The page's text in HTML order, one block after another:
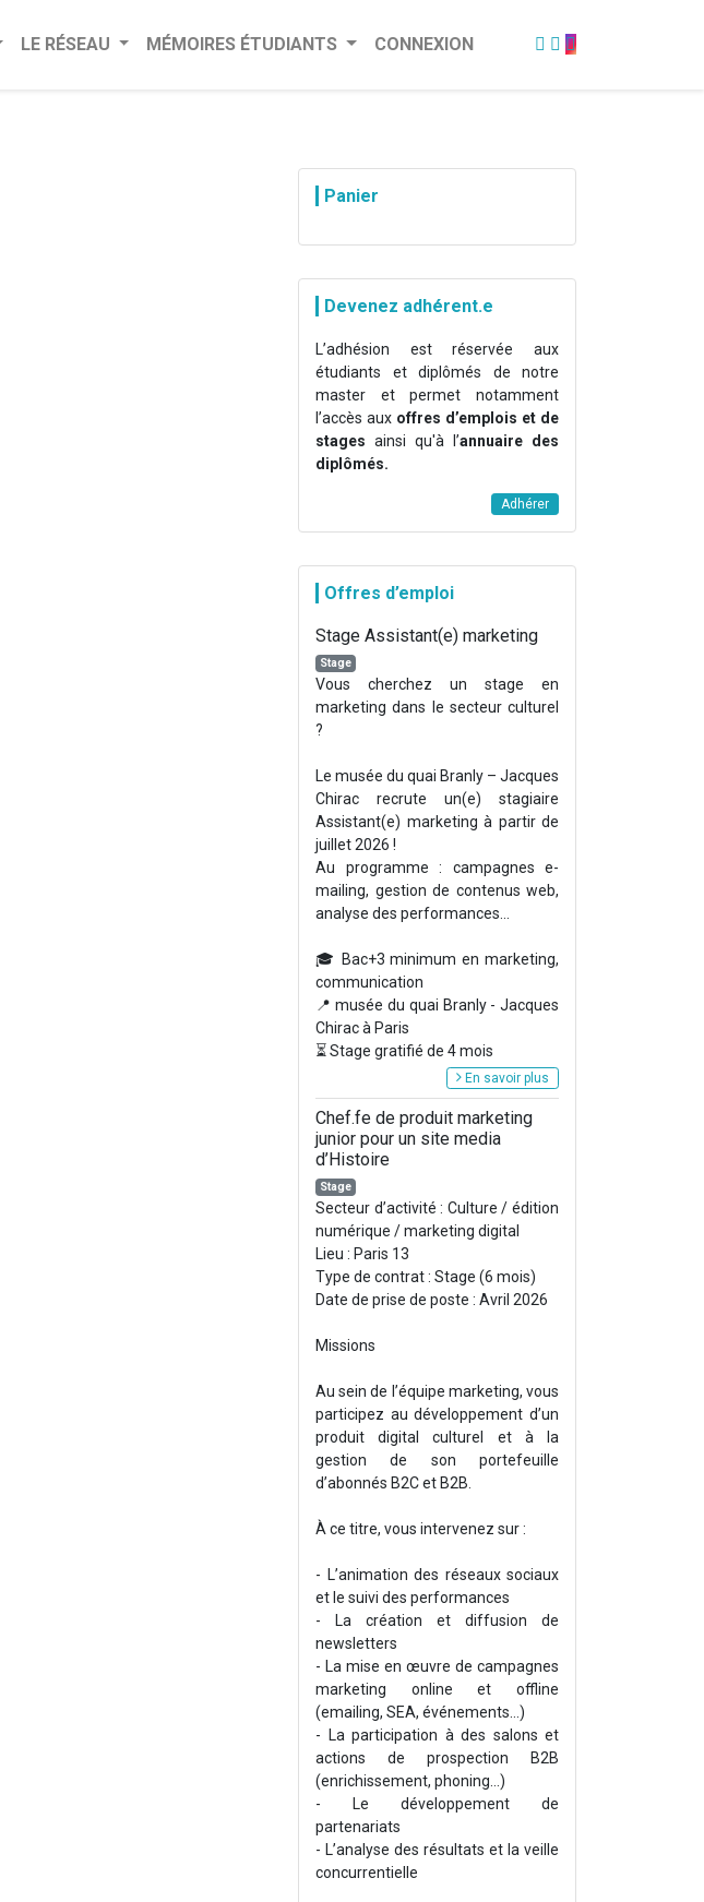
LE RÉSEAU MÉMOIRES ÉTUDIANTS CONNEXION
Panier
Devenez adhérent.e
L’adhésion est réservée aux
étudiants et diplômés de notre
master et permet notamment
l’accès aux offres d’emplois et de
stages ainsi qu'à l’annuaire des
diplômés.
Adhérer
Offres d’emploi
Stage Assistant(e) marketing
Stage
Vous cherchez un stage en
marketing dans le secteur culturel
?
Le musée du quai Branly – Jacques
Chirac recrute un(e) stagiaire
Assistant(e) marketing à partir de
juillet 2026 !
Au programme : campagnes e-
mailing, gestion de contenus web,
analyse des performances...
🎓 Bac+3 minimum en marketing,
communication
📍 musée du quai Branly - Jacques
Chirac à Paris
⏳ Stage gratifié de 4 mois
En savoir plus
Chef.fe de produit marketing
junior pour un site media
d’Histoire
Stage
Secteur d’activité : Culture / édition
numérique / marketing digital
Lieu : Paris 13
Type de contrat : Stage (6 mois)
Date de prise de poste : Avril 2026
Missions
Au sein de l’équipe marketing, vous
participez au développement d’un
produit digital culturel et à la
gestion de son portefeuille
d’abonnés B2C et B2B.
À ce titre, vous intervenez sur :
- L’animation des réseaux sociaux
et le suivi des performances
- La création et diffusion de
newsletters
- La mise en œuvre de campagnes
marketing online et offline
(emailing, SEA, événements…)
- La participation à des salons et
actions de prospection B2B
(enrichissement, phoning...)
- Le développement de
partenariats
- L’analyse des résultats et la veille
concurrentielle